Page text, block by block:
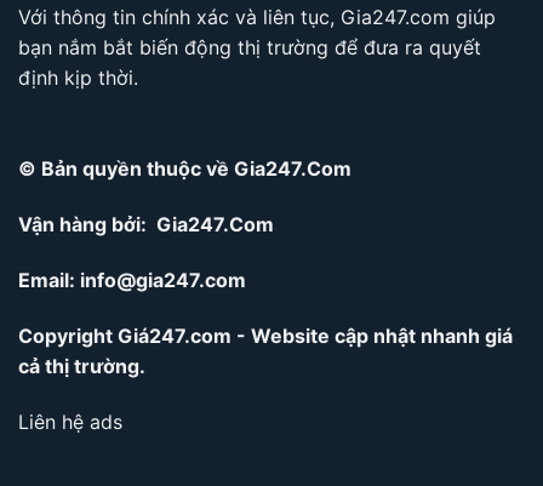
Với thông tin chính xác và liên tục, Gia247.com giúp
bạn nắm bắt biến động thị trường để đưa ra quyết
định kịp thời.
© Bản quyền thuộc về Gia247.Com
Vận hàng bởi: Gia247.Com
Email: info@gia247.com
Copyright Giá247.com - Website cập nhật nhanh giá
cả thị trường.
Liên hệ ads